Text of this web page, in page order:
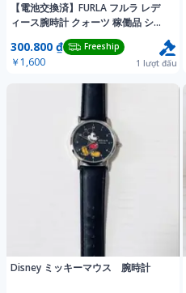
【電池交換済】FURLA フルラ レデ
ィース腕時計 クォーツ 稼働品 シル
300.800 ₫ Freeship
￥1,600 1 lượt đấu
Disney ミッキーマウス 腕時計